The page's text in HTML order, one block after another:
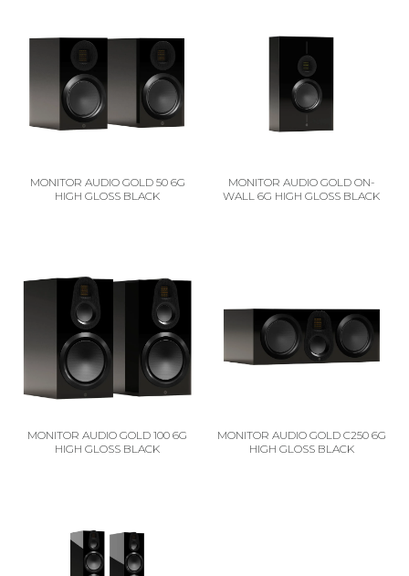
MONITOR AUDIO GOLD 50 6G
HIGH GLOSS BLACK
MONITOR AUDIO GOLD ON-
WALL 6G HIGH GLOSS BLACK
MONITOR AUDIO GOLD 100 6G
HIGH GLOSS BLACK
MONITOR AUDIO GOLD C250 6G
HIGH GLOSS BLACK